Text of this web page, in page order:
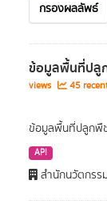
กรองผลลัพธ์
ข้อมูลพื้นที่ปลู
views
45
ข้อมูลพื้นที่ปลูกพื
API
สำนักนวัตกรร